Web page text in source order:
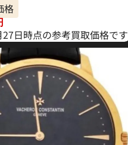
格
日時点の参考買取価格です